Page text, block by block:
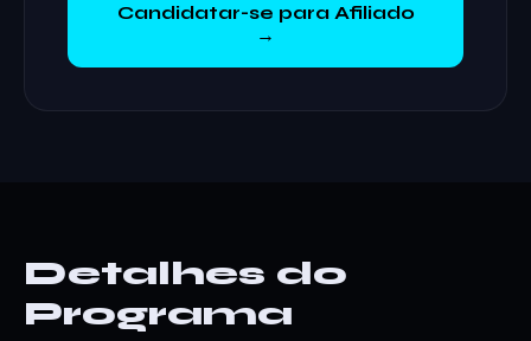
Candidatar-se para Afiliado
→
Detalhes do
Programa